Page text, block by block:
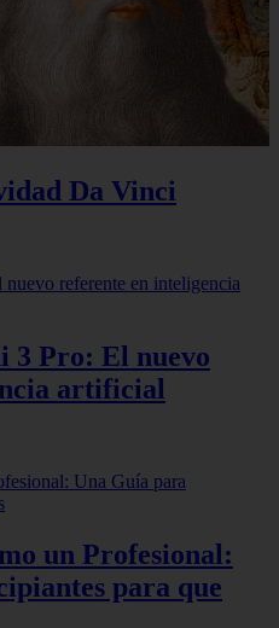
Da Vinci
3 Pro: El nuevo
artificial
un Profesional:
para que